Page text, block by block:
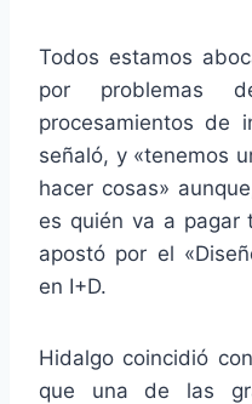
Todos estamos
por problemas
procesamientos de
señaló, y «tenemos
hacer cosas»
es quién va a pagar
apostó por el
en I+D.
Hidalgo coincidió
que una de las